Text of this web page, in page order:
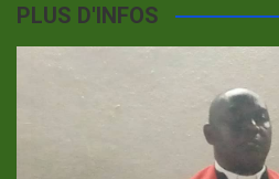
PLUS D'INFOS